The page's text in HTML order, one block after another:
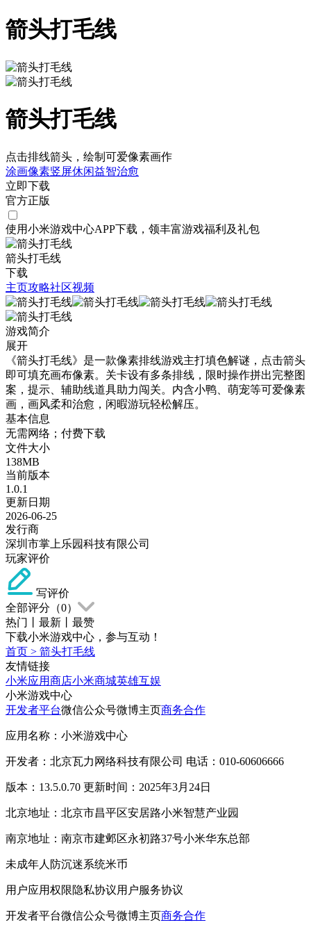
箭头打毛线
箭头打毛线
点击排线箭头，绘制可爱像素画作
涂画像素竖屏休闲益智治愈
立即下载
官方正版
使用小米游戏中心APP下载 ，领丰富游戏福利 及礼包
箭头打毛线
下载
主页攻略社区视频
游戏简介
展开
《箭头打毛线》是一款像素排线游戏主打填色解谜，点击箭头
即可填充画布像素。关卡设有多条排线，限时操作拼出完整图
案，提示、辅助线道具助力闯关。内含小鸭、萌宠等可爱像素
画，画风柔和治愈，闲暇游玩轻松解压。
基本信息
无需网络；付费下载
文件大小
138MB
当前版本
1.0.1
更新日期
2026-06-25
发行商
深圳市掌上乐园科技有限公司
玩家评价
写评价
全部评分（0）
热门
最新
最赞
下载小米游戏中心，参与互动！
首页 > 箭头打毛线
友情链接
小米应用商店小米商城英雄互娱
小米游戏中心
开发者平台微信公众号微博主页商务合作
应用名称：小米游戏中心
开发者：北京瓦力网络科技有限公司 电话：010-60606666
版本：13.5.0.70 更新时间：2025年3月24日
北京地址：北京市昌平区安居路小米智慧产业园
南京地址：南京市建邺区永初路37号小米华东总部
未成年人防沉迷系统米币
用户应用权限隐私协议用户服务协议
开发者平台微信公众号微博主页商务合作